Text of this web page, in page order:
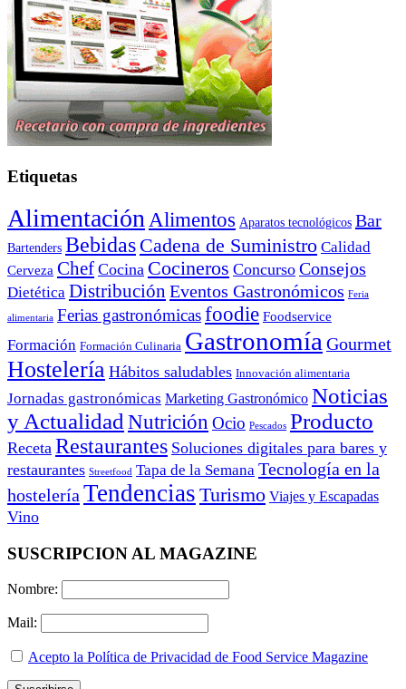
Etiquetas
Alimentación Alimentos Aparatos tecnológicos Bar
Bartenders Bebidas Cadena de Suministro Calidad
Cerveza Chef Cocina Cocineros Concurso Consejos
Dietética Distribución Eventos Gastronómicos Feria
alimentaria Ferias gastronómicasfoodie Foodservice
Formación Formación Culinaria Gastronomía Gourmet
Hostelería Hábitos saludables Innovación alimentaria
Jornadas gastronómicas Marketing Gastronómico Noticias
y Actualidad Nutrición Ocio Pescados Producto
Receta Restaurantes Soluciones digitales para bares y
restaurantes Streetfood Tapa de la Semana Tecnología en la
hostelería Tendencias Turismo Viajes y Escapadas
Vino
SUSCRIPCION AL MAGAZINE
Nombre:
Mail:
Acepto la Política de Privacidad de Food Service Magazine